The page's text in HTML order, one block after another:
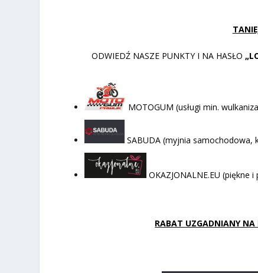
ODWIEDŹ NASZE PUNKTY I NA HASŁO
MOTOGUM (usługi min.
SABUDA (myjnia samochodowa,
OKAZJONALNE.EU (piękne
RABAT UZGADNIANY NA